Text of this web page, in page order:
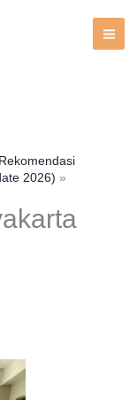
2026)